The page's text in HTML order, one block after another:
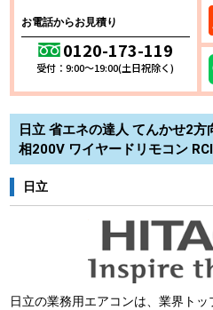
お電話からお見積り
0120-173-119
受付：9:00～19:00(土日祝除く)
日立 省エネの達人 てんかせ2
相200V ワイヤードリモコン
日立
日立の業務用エアコンは、業界ト